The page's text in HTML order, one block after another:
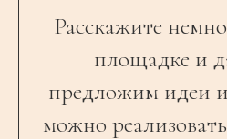
Расскажите
площадке и
предложим идеи
можно